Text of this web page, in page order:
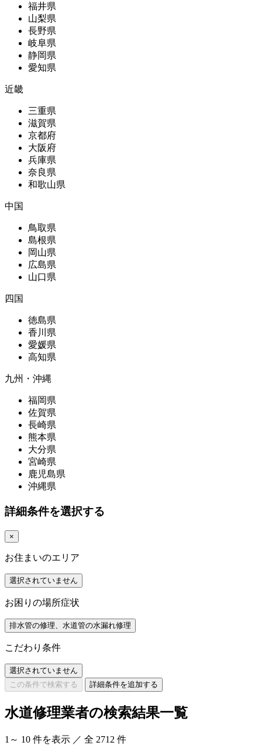
福井県
山梨県
長野県
岐阜県
静岡県
愛知県
近畿
三重県
滋賀県
京都府
大阪府
兵庫県
奈良県
和歌山県
中国
鳥取県
島根県
岡山県
広島県
山口県
四国
徳島県
香川県
愛媛県
高知県
九州・沖縄
福岡県
佐賀県
長崎県
熊本県
大分県
宮崎県
鹿児島県
沖縄県
詳細条件を選択する
×
お住まいのエリア
選択されていません
お困りの場所症状
排水管の修理、水道管の水漏れ修理
こだわり条件
選択されていません
この条件で検索する
詳細条件を追加する
水道修理業者の検索結果一覧
1 ～ 10 件を表示 ／ 全 2712 件